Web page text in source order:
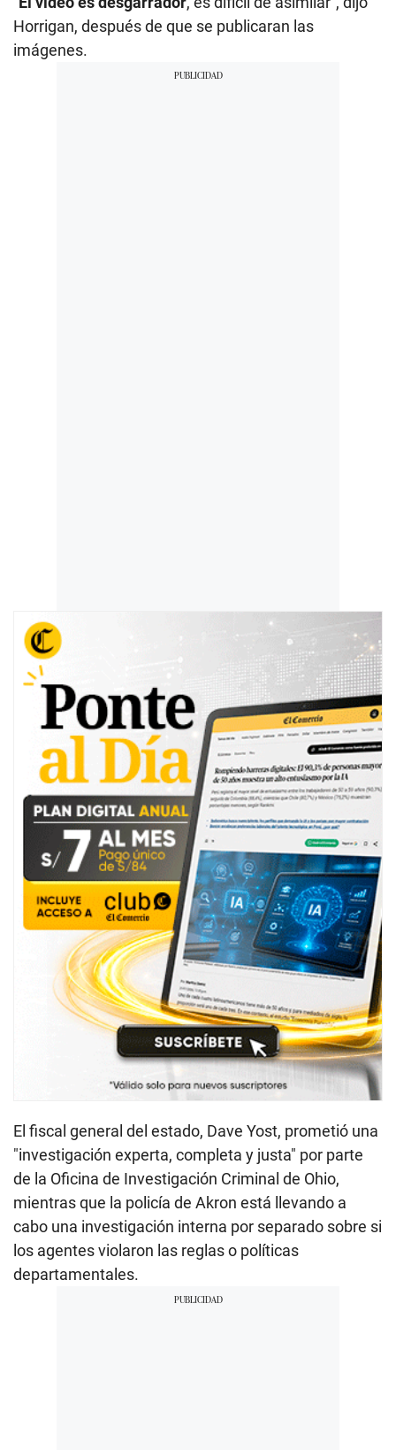
Horrigan, después de que se publicaran las
imágenes.
El fiscal general del estado, Dave Yost, prometió una
"investigación experta, completa y justa" por parte
de la Oficina de Investigación Criminal de Ohio,
mientras que la policía de Akron está llevando a
cabo una investigación interna por separado sobre si
los agentes violaron las reglas o políticas
departamentales.